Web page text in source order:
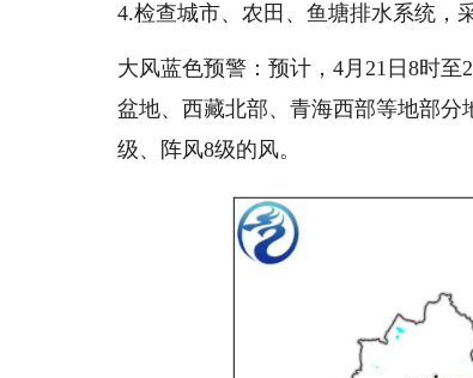
4.检查城市、农田、鱼塘排水系统，
大风蓝色预警：预计，4月21日8时
盆地、西藏北部、青海西部等地部分
级、阵风8级的风。